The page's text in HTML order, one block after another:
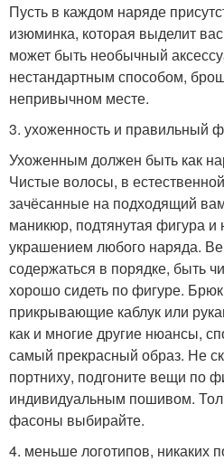
Пусть в каждом наряде
изюминка, которая выделит
может быть необычный
нестандартным способом,
непривычном месте.
3. ухоженность и правильный
Ухоженным должен быть как
Чистые волосы, в
зачёсанные на подходящий
маникюр, подтянутая фигура
украшением любого наряда.
содержаться в порядке, быть
хорошо сидеть по фигуре.
прикрывающие каблук или
как и многие другие нюансы,
самый прекрасный образ. Не
портниху, подгоните вещи по
индивидуальным пошивом.
фасоны выбирайте.
4. меньше логотипов, никаких